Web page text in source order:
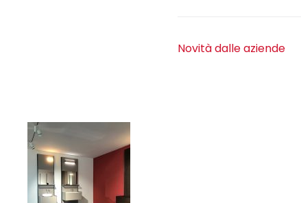
Novità dalle aziende